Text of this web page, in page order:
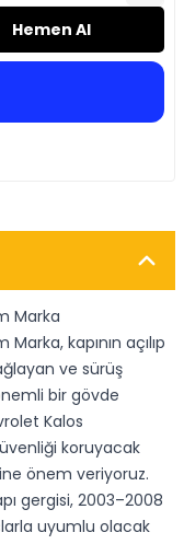
Hemen Al
Marka
kapının açılıp
ve sürüş
bir gövde
Kalos
koruyacak
önem veriyoruz.
gergisi, 2003–2008
uyumlu olacak